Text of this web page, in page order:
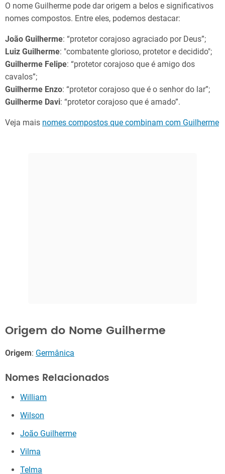
O nome Guilherme pode dar origem a belos e significativos
nomes compostos. Entre eles, podemos destacar:
João Guilherme: “protetor corajoso agraciado por Deus”;
Luiz Guilherme: "combatente glorioso, protetor e decidido";
Guilherme Felipe: “protetor corajoso que é amigo dos
cavalos”;
Guilherme Enzo: “protetor corajoso que é o senhor do lar”;
Guilherme Davi: “protetor corajoso que é amado”.
Veja mais nomes compostos que combinam com Guilherme
Origem do Nome Guilherme
Origem: Germânica
Nomes Relacionados
William
Wilson
João Guilherme
Vilma
Telma